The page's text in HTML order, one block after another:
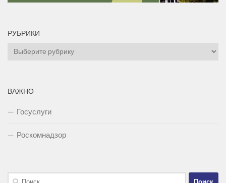
РУБРИКИ
Рубрики
ВАЖНО
Госуслуги
Роскомнадзор
Найти: